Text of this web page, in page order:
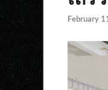
February